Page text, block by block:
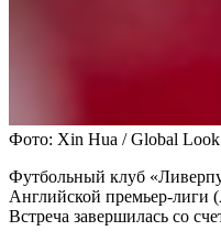
Фото: Xin Hua / Global Look
Футбольный клуб
Английской премьер-
Встреча завершилась со